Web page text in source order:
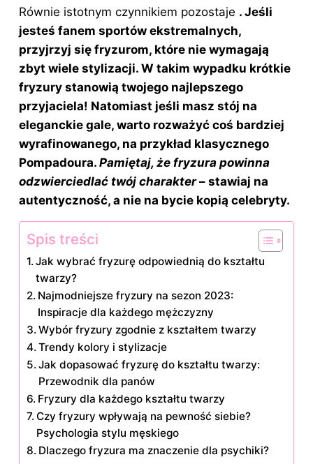
Równie istotnym czynnikiem pozostaje . Jeśli
jesteś fanem sportów ekstremalnych,
przyjrzyj się fryzurom, które nie wymagają
zbyt wiele stylizacji. W takim wypadku krótkie
fryzury stanowią twojego najlepszego
przyjaciela! Natomiast jeśli masz stój na
eleganckie gale, warto rozważyć coś bardziej
wyrafinowanego, na przykład klasycznego
Pompadoura. Pamiętaj, że fryzura powinna
odzwierciedlać twój charakter– stawiaj na
autentyczność, a nie na bycie kopią celebryty.
Spis treści
Jak wybrać fryzurę odpowiednią do kształtu
twarzy?
Najmodniejsze fryzury na sezon 2023:
Inspiracje dla każdego mężczyzny
Wybór fryzury zgodnie z kształtem twarzy
Trendy kolory i stylizacje
Jak dopasować fryzurę do kształtu twarzy:
Przewodnik dla panów
Fryzury dla każdego kształtu twarzy
Czy fryzury wpływają na pewność siebie?
Psychologia stylu męskiego
Dlaczego fryzura ma znaczenie dla psychiki?